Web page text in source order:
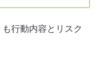
行動内容とリスク